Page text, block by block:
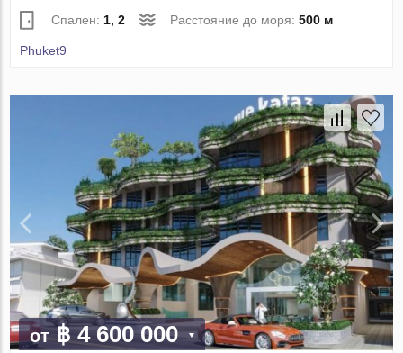
Спален: 1, 2 Расстояние до моря:500 м
Phuket9
от฿ 4 600 000